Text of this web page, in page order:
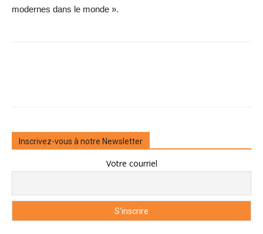
modernes dans le monde ».
Inscrivez-vous à notre Newsletter
Votre courriel